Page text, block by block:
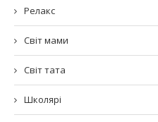
Релакс
Світ мами
Світ тата
Школярі